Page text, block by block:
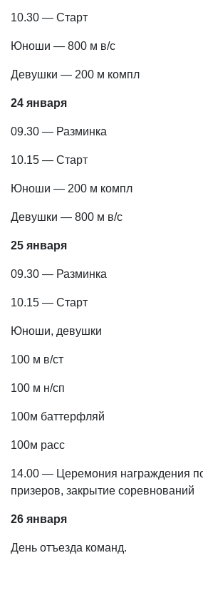
10.30 — Старт
Юноши — 800 м в/с
Девушки — 200 м компл
24 января
09.30 — Разминка
10.15 — Старт
Юноши — 200 м компл
Девушки — 800 м в/с
25 января
09.30 — Разминка
10.15 — Старт
Юноши, девушки
100 м в/ст
100 м н/сп
100м баттерфляй
100м расс
14.00 — Церемония награждения
призеров, закрытие соревнований
26 января
День отъезда команд.